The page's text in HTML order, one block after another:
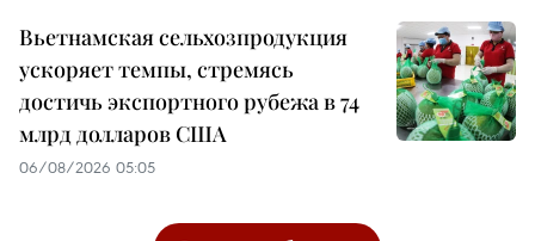
Вьетнамская сельхозпродукция
ускоряет темпы, стремясь
достичь экспортного рубежа в 74
млрд долларов США
06/08/2026 05:05